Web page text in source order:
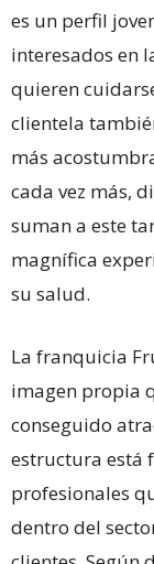
es un perfil
interesados en
quieren
clientela
más
cada vez más,
suman a este
magnífica
su salud.
La franquicia
imagen propia
conseguido
estructura está
profesionales
dentro del